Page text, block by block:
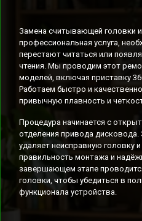
Замена считывающей головки
профессиональная услуга,
перестают читаться или
чтения. Мы проводим этот
моделей, включая приставку
Работаем быстро и
привычную плавность и
Процедура начинается с
отделения привода дисковода.
удаляет неисправную головку
правильность монтажа и
завершающем этапе
головки, чтобы убедиться в
функционала устройства.